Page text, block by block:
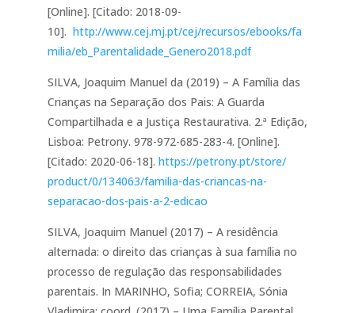
[Online]. [Citado: 2018-09-
10]. http://www.cej.mj.pt/cej/recursos/ebooks/fa
milia/eb_Parentalidade_Genero2018.pdf
SILVA, Joaquim Manuel da (2019) – A Família das
Crianças na Separação dos Pais: A Guarda
Compartilhada e a Justiça Restaurativa. 2.ª Edição,
Lisboa: Petrony. 978-972-685-283-4. [Online].
[Citado: 2020-06-18]. https://petrony.pt/store/
product/0/134063/familia-das-criancas-na-
separacao-dos-pais-a-2-edicao
SILVA, Joaquim Manuel (2017) – A residência
alternada: o direito das crianças à sua família no
processo de regulação das responsabilidades
parentais. In MARINHO, Sofia; CORREIA, Sónia